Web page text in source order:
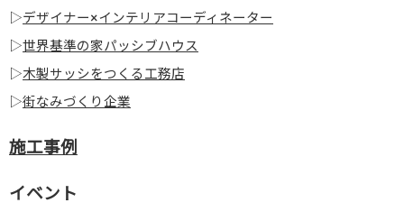
▷デザイナー×インテリアコーディネーター
▷世界基準の家パッシブハウス
▷木製サッシをつくる工務店
▷街なみづくり企業
施工事例
イベント